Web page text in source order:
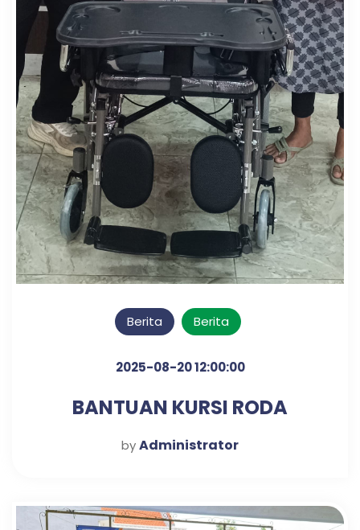
Berita Berita
2025-08-20 12:00:00
BANTUAN KURSI RODA
byAdministrator